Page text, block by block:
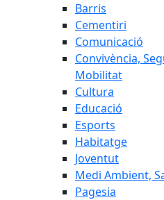
Barris
Cementiri
Comunicació
Convivència,
Mobilitat
Cultura
Educació
Esports
Habitatge
Joventut
Medi Ambient,
Pagesia